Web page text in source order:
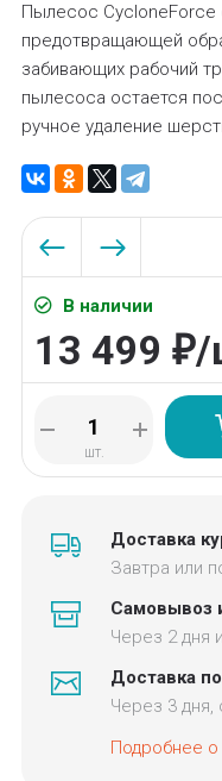
Пылесос CycloneForce
предотвращающей
забивающих рабочий
пылесоса остается
ручное удаление
В наличии
13 499 ₽/
шт.
Доставка
Завтра или
Самовывоз
Через 2 дня
Доставка
Через 3 дня,
Подробнее о